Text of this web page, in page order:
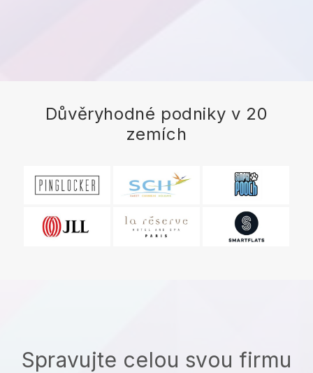
Důvěryhodné podniky v 20
zemích
Spravujte celou svou firmu